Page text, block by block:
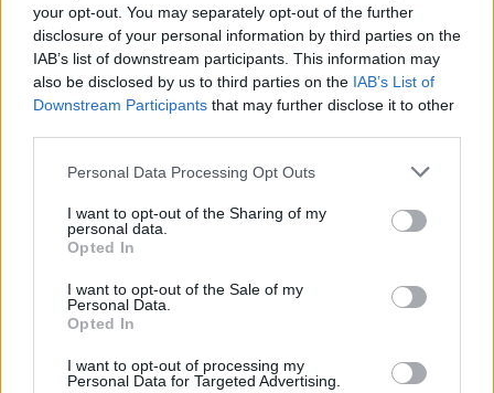
your opt-out. You may separately opt-out of the further
disclosure of your personal information by third parties on the
IAB’s list of downstream participants. This information may
also be disclosed by us to third parties on the IAB’s List of
Downstream Participants that may further disclose it to other
Personal Data Processing Opt Outs
I want to opt-out of the Sharing of my
personal data.
Opted In
I want to opt-out of the Sale of my
Personal Data.
Opted In
I want to opt-out of processing my
Personal Data for Targeted Advertising.
In evidenza